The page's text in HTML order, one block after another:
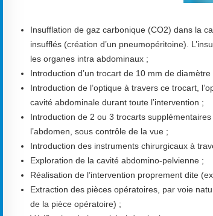
Insufflation de gaz carbonique (CO2) dans la
insufflés (création d’un pneumopéritoine).
les organes intra abdominaux ;
Introduction d’un trocart de 10 mm de
Introduction de l’optique à travers ce trocart,
cavité abdominale durant toute l’intervention ;
Introduction de 2 ou 3 trocarts
l’abdomen, sous contrôle de la vue ;
Introduction des instruments chirurgicaux à
Exploration de la cavité abdomino-pelvienne ;
Réalisation de l’intervention proprement dite
Extraction des pièces opératoires, par voie
de la pièce opératoire) ;